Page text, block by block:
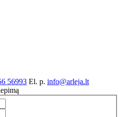
56993 El. p. info@arleja.lt